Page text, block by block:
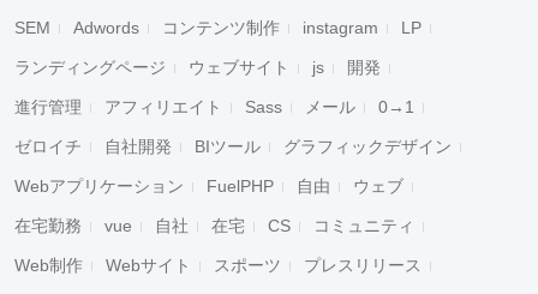
SEM Adwords コンテンツ制作 instagram LP
ランディングページ ウェブサイト js 開発
進行管理 アフィリエイト Sass メール 0→1
ゼロイチ 自社開発 BIツール グラフィックデザイン
Webアプリケーション FuelPHP 自由 ウェブ
在宅勤務 vue 自社 在宅 CS コミュニティ
Web制作 Webサイト スポーツ プレスリリース